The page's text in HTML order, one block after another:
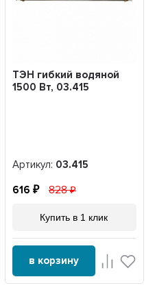
ТЭН гибкий водяной
1500 Вт, 03.415
Артикул: 03.415
616 828
Купить в 1 клик
в корзину